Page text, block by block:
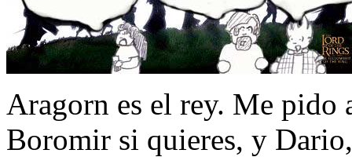
Aragorn es el rey. Me pido
Boromir si quieres, y